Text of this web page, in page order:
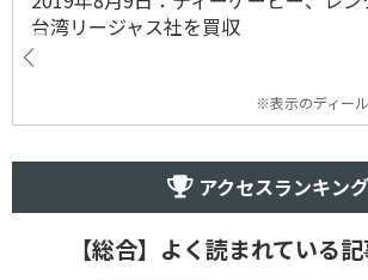
台湾リージャス社を買収
※表示のディール
アクセスランキング
【総合】よく読まれている